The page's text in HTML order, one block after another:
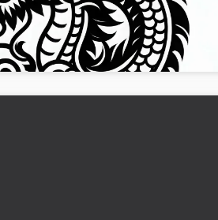
fargeleggingsmalen av en kinesisk og
Last ned bildet gratis og design det etter